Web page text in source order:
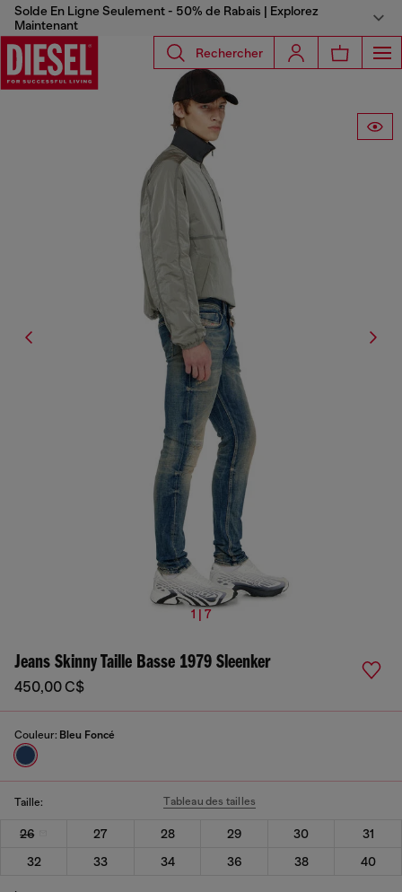
Solde En Ligne Seulement - 50% de Rabais | Explorez
Maintenant
Rechercher
1 | 7
Jeans Skinny Taille Basse 1979 Sleenker
450,00 C$
Couleur: Bleu Foncé
Taille: Tableau des tailles
26 27 28 29 30
31
32
33 34 36 38 40